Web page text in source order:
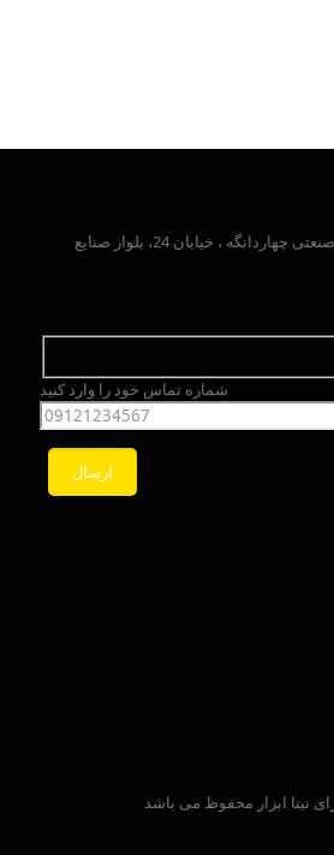
تهران، اسلامشهر،شهرک صنعتی چهاردانگه ، خیابان 24، بلوار صنایع
شماره تماس خود را وارد کنید
نیتا ابزار محفوظ می باشد